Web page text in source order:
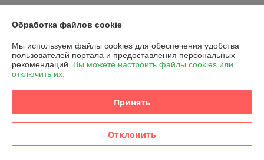
График работы
Полная версия сайта
Политика обработки cookies
Обработка файлов cookie
Мы используем файлы cookies для обеспечения удобства
пользователей портала и предоставления персональных
рекомендаций. Вы можете настроить файлы cookies или
отключить их.
Принять
Отклонить